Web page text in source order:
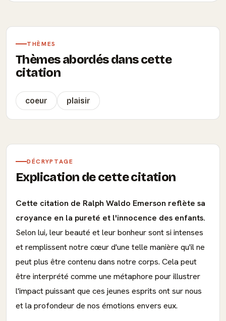
THÈMES
Thèmes abordés dans cette
citation
coeur plaisir
DÉCRYPTAGE
Explication de cette citation
Cette citation de Ralph Waldo Emerson reflète sa
croyance en la pureté et l'innocence des enfants.
Selon lui, leur beauté et leur bonheur sont si intenses
et remplissent notre cœur d'une telle manière qu'il ne
peut plus être contenu dans notre corps. Cela peut
être interprété comme une métaphore pour illustrer
l'impact puissant que ces jeunes esprits ont sur nous
et la profondeur de nos émotions envers eux.